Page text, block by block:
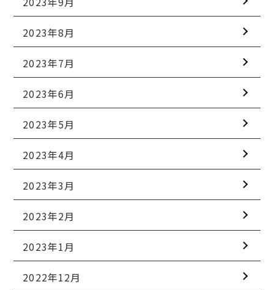
2023年8月
2023年7月
2023年6月
2023年5月
2023年4月
2023年3月
2023年2月
2023年1月
2022年12月